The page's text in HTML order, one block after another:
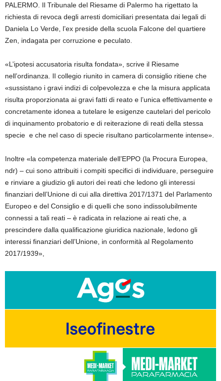
PALERMO. Il Tribunale del Riesame di Palermo ha rigettato la
richiesta di revoca degli arresti domiciliari presentata dai legali di
Daniela Lo Verde, l’ex preside della scuola Falcone del quartiere
Zen, indagata per corruzione e peculato.
«L’ipotesi accusatoria risulta fondata», scrive il Riesame
nell’ordinanza. Il collegio riunito in camera di consiglio ritiene che
«sussistano i gravi indizi di colpevolezza e che la misura applicata
risulta proporzionata ai gravi fatti di reato e l’unica effettivamente e
concretamente idonea a tutelare le esigenze cautelari del pericolo
di inquinamento probatorio e di reiterazione di reati della stessa
specie e che nel caso di specie risultano particolarmente intense».
Inoltre «la competenza materiale dell’EPPO (la Procura Europea,
ndr) – cui sono attribuiti i compiti specifici di individuare, perseguire
e rinviare a giudizio gli autori dei reati che ledono gli interessi
finanziari dell’Unione di cui alla direttiva 2017/1371 del Parlamento
Europeo e del Consiglio e di quelli che sono indissolubilmente
connessi a tali reati – è radicata in relazione ai reati che, a
prescindere dalla qualificazione giuridica nazionale, ledono gli
interessi finanziari dell’Unione, in conformità al Regolamento
2017/1939»,